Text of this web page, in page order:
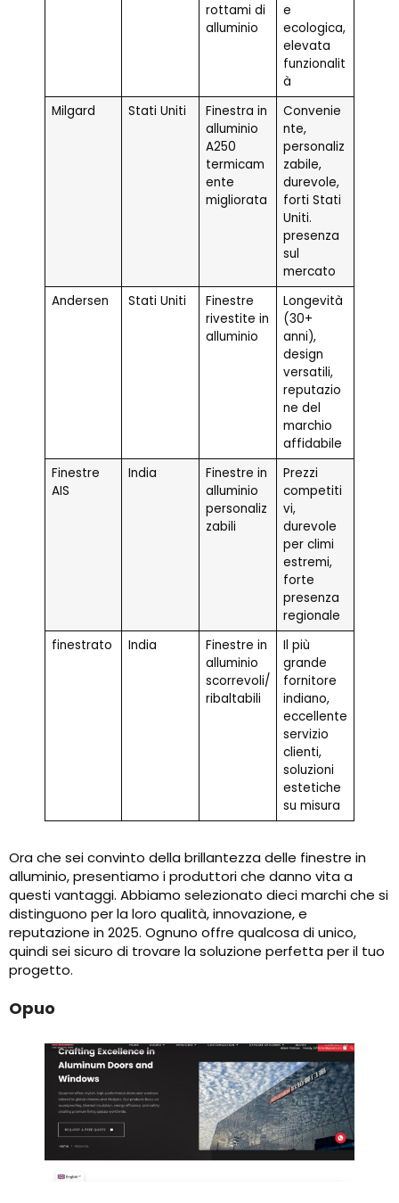
rottami di
alluminio
e
ecologica,
elevata
funzionalit
à
Milgard
Stati Uniti
Finestra in
alluminio
A250
termicam
ente
migliorata
Convenie
nte,
personaliz
zabile,
durevole,
forti Stati
Uniti.
presenza
sul
mercato
Andersen
Stati Uniti
Finestre
rivestite in
alluminio
Longevità
(30+
anni),
design
versatili,
reputazio
ne del
marchio
affidabile
Finestre
AIS
India
Finestre in
alluminio
personaliz
zabili
Prezzi
competiti
vi,
durevole
per climi
estremi,
forte
presenza
regionale
finestrato
India
Finestre in
alluminio
scorrevoli/
ribaltabili
Il più
grande
fornitore
indiano,
eccellente
servizio
clienti,
soluzioni
estetiche
su misura
Ora che sei convinto della brillantezza delle finestre in
alluminio, presentiamo i produttori che danno vita a
questi vantaggi. Abbiamo selezionato dieci marchi che si
distinguono per la loro qualità, innovazione, e
reputazione in 2025. Ognuno offre qualcosa di unico,
quindi sei sicuro di trovare la soluzione perfetta per il tuo
progetto.
Opuo